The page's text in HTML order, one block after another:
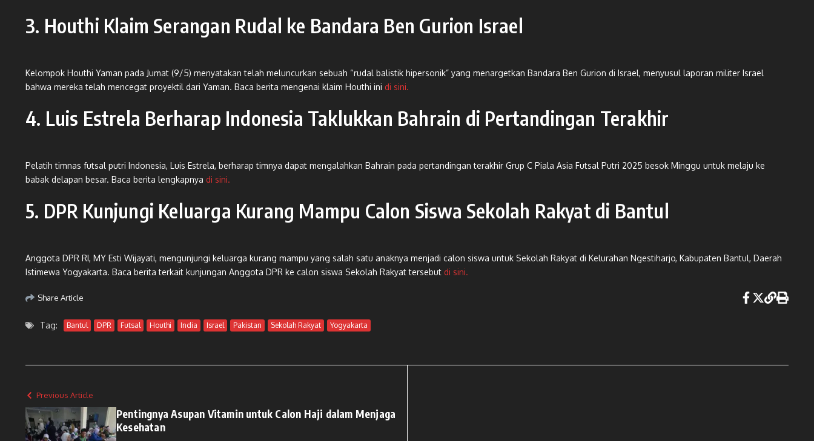
3. Houthi Klaim Serangan Rudal ke Bandara Ben Gurion Israel
Kelompok Houthi Yaman pada Jumat (9/5) menyatakan telah meluncurkan sebuah “rudal balistik hipersonik” yang menargetkan Bandara Ben Gurion di Israel, menyusul laporan militer Israel
bahwa mereka telah mencegat proyektil dari Yaman. Baca berita mengenai klaim Houthi ini di sini.
4. Luis Estrela Berharap Indonesia Taklukkan Bahrain di Pertandingan Terakhir
Pelatih timnas futsal putri Indonesia, Luis Estrela, berharap timnya dapat mengalahkan Bahrain pada pertandingan terakhir Grup C Piala Asia Futsal Putri 2025 besok Minggu untuk melaju ke
babak delapan besar. Baca berita lengkapnya di sini.
5. DPR Kunjungi Keluarga Kurang Mampu Calon Siswa Sekolah Rakyat di Bantul
Anggota DPR RI, MY Esti Wijayati, mengunjungi keluarga kurang mampu yang salah satu anaknya menjadi calon siswa untuk Sekolah Rakyat di Kelurahan Ngestiharjo, Kabupaten Bantul, Daerah
Istimewa Yogyakarta. Baca berita terkait kunjungan Anggota DPR ke calon siswa Sekolah Rakyat tersebut di sini.
Share Article
Tag: Bantul DPR Futsal Houthi India Israel Pakistan Sekolah Rakyat Yogyakarta
Previous Article
Pentingnya Asupan Vitamin untuk Calon Haji dalam Menjaga
Kesehatan